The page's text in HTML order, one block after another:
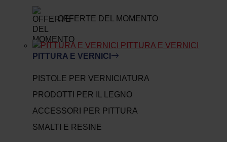
OFFERTE DEL MOMENTO
PITTURA E VERNICI
PITTURA E VERNICI
PISTOLE PER VERNICIATURA
PRODOTTI PER IL LEGNO
ACCESSORI PER PITTURA
SMALTI E RESINE